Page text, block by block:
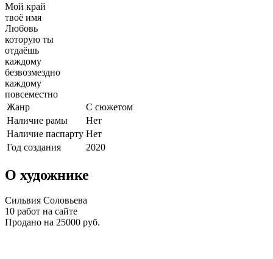
Мой край
твоё имя
Любовь
которую ты
отдаёшь
каждому
безвозмездно
каждому
повсеместно
Жанр
С сюжетом
Наличие рамы
Нет
Наличие паспарту Нет
Год создания
2020
О художнике
Сильвия Соловьева
10 работ на сайте
Продано на 25000 руб.